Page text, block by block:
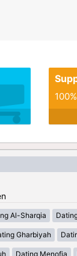
Al-Sharqia
Gharbiyah
Dating Menofia